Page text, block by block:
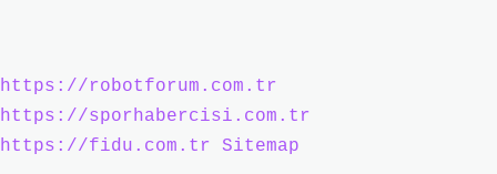
https://robotforum.com.tr
https://sporhabercisi.com.tr
https://fidu.com.tr
Sitemap